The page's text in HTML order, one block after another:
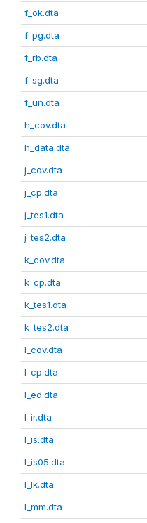
f_ok.dta
f_pg.dta
f_rb.dta
f_sg.dta
f_un.dta
h_cov.dta
h_data.dta
j_cov.dta
j_cp.dta
j_tes1.dta
j_tes2.dta
k_cov.dta
k_cp.dta
k_tes1.dta
k_tes2.dta
l_cov.dta
l_cp.dta
l_ed.dta
l_ir.dta
l_is.dta
l_is05.dta
l_lk.dta
l_mm.dta